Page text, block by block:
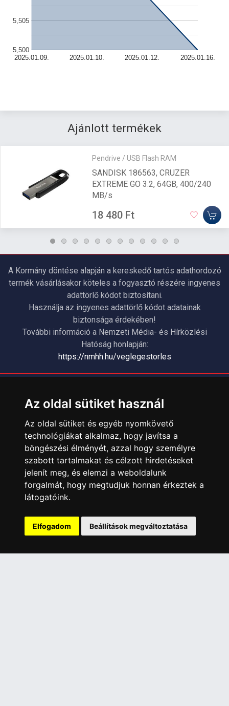
Az oldal sütiket használ
Az oldal sütiket és egyéb nyomkövető
technológiákat alkalmaz, hogy javítsa a
böngészési élményét, azzal hogy személyre
szabott tartalmakat és célzott hirdetéseket
jelenít meg, és elemzi a weboldalunk
forgalmát, hogy megtudjuk honnan érkeztek a
látogatóink.
Elfogadom Beállítások megváltoztatása
2025.01.09. 2025.01.10. 2025.01.12. 2025.01.16.
5,500
5,505
Ajánlott termékek
Pendrive / USB Flash RAM
SANDISK 186563, CRUZER
EXTREME GO 3.2, 64GB, 400/240
MB/s
18 480 Ft
A Kormány döntése alapján a kereskedő tartós adathordozó
termék vásárlásakor köteles a fogyasztó részére ingyenes
adattörlő kódot biztosítani.
Használja az ingyenes adattörlő kódot adatainak
biztonsága érdekében!
További információ a Nemzeti Média- és Hírközlési
Hatóság honlapján:
https://nmhh.hu/veglegestorles
Elérhetőségek
Webszolgáltatás
Üzleteinkben az elektronikus fizetés mód kizárólag átutalással
érhető el, bankkártyás fizetésre nincs lehetőség.
INFORMÁCIÓK
Általános Szerződési Feltételek
Szállítási információk